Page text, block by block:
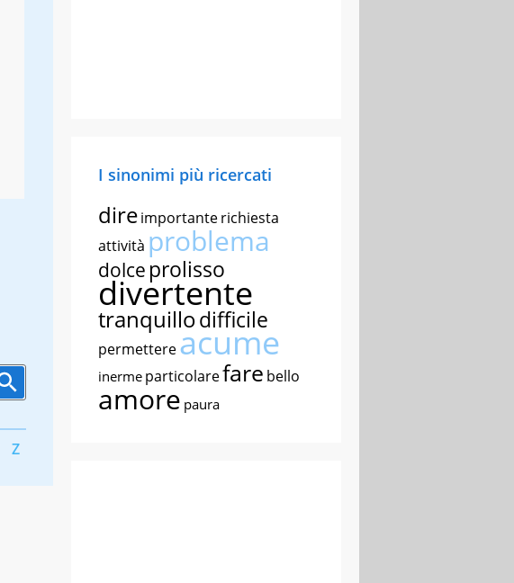
Z
I sinonimi più ricercati
direimportanterichiesta
attività problema
dolce prolisso
divertente
tranquillodifficile
permettereacume
inerme particolarefare bello
amore paura